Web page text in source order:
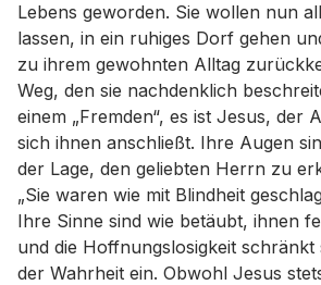
Lebens geworden. Sie wollen nun
lassen, in ein ruhiges Dorf gehen
zu ihrem gewohnten Alltag
Weg, den sie nachdenklich
einem „Fremden“, es ist Jesus, der
sich ihnen anschließt. Ihre Augen
der Lage, den geliebten Herrn zu
„Sie waren wie mit Blindheit
Ihre Sinne sind wie betäubt, ihnen
und die Hoffnungslosigkeit schränkt
der Wahrheit ein. Obwohl Jesus